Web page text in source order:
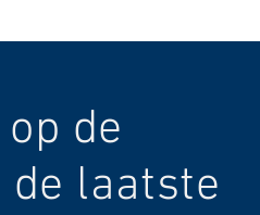
de
de laatste